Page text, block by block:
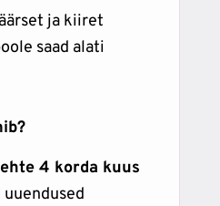
ja kiiret
saad alati
4 korda kuus